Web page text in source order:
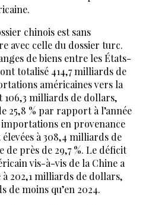
chinois est sans
avec celle du dossier turc.
de biens entre les États-
totalisé 414,7 milliards de
américaines vers la
106,3 milliards de dollars,
25,8 % par rapport à l’année
en provenance
élevées à 308,4 milliards de
de près de 29,7 %. Le déficit
vis-à-vis de la Chine a
à 202,1 milliards de dollars,
de moins qu’en 2024.